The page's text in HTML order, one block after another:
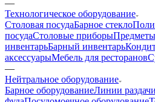
—
Технологическое оборудование
Столовая посудаБарное стекло
посудаСтоловые приборы
инвентарьБарный инвентарь
аксессуарыМебель для ресторанов
—
Нейтральное оборудование
Барное оборудованиеЛинии раздачи